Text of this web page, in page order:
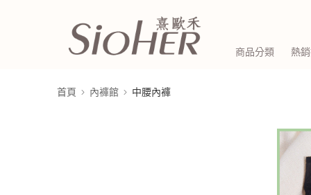
商品分類 熱
首頁 內褲館 中腰內褲